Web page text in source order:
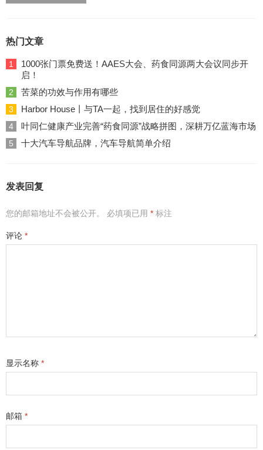
热门文章
1
1000张门票免费送！AAES大会、药食同源两大会议同步开
启！
2 苦菜的功效与作用有哪些
3 Harbor House丨与TA一起，找到居住的好感觉
4 叶同仁健康产业完善“药食同源”战略拼图，深耕万亿蓝海市场
5 十大汽车导航品牌，汽车导航简单介绍
发表回复
您的邮箱地址不会被公开。 必填项已用 * 标注
评论 *
显示名称 *
邮箱 *